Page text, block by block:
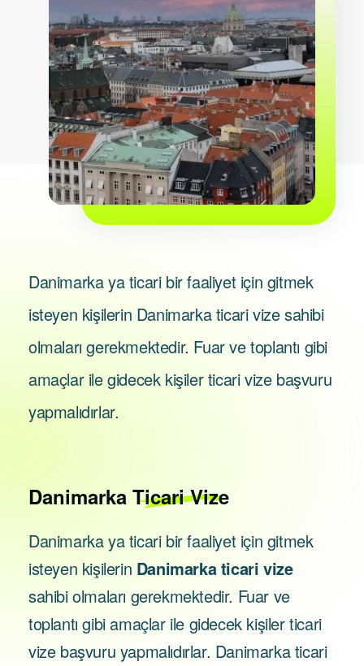
Danimarka ya ticari bir faaliyet için gitmek
isteyen kişilerin Danimarka ticari vize sahibi
olmaları gerekmektedir. Fuar ve toplantı gibi
amaçlar ile gidecek kişiler ticari vize başvuru
yapmalıdırlar.
Danimarka Ticari Vize
Danimarka ya ticari bir faaliyet için gitmek
isteyen kişilerin Danimarka ticari vize
sahibi olmaları gerekmektedir. Fuar ve
toplantı gibi amaçlar ile gidecek kişiler ticari
vize başvuru yapmalıdırlar. Danimarka ticari